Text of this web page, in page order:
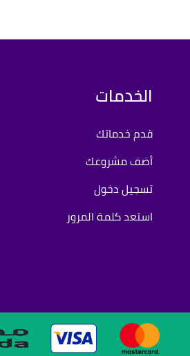
الخدمات
قدم خدماتك
أضف مشروعك
تسجيل دخول
استعد كلمة المرور